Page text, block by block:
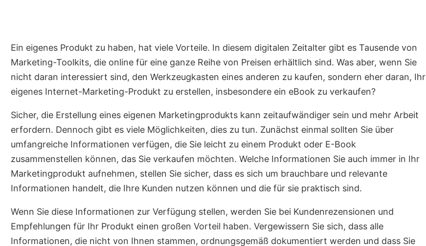
Ein eigenes Produkt zu haben, hat viele Vorteile. In diesem digitalen Zeitalter gibt es Tausende von
Marketing-Toolkits, die online für eine ganze Reihe von Preisen erhältlich sind. Was aber, wenn Sie
nicht daran interessiert sind, den Werkzeugkasten eines anderen zu kaufen, sondern eher daran, Ihr
eigenes Internet-Marketing-Produkt zu erstellen, insbesondere ein eBook zu verkaufen?
Sicher, die Erstellung eines eigenen Marketingprodukts kann zeitaufwändiger sein und mehr Arbeit
erfordern. Dennoch gibt es viele Möglichkeiten, dies zu tun. Zunächst einmal sollten Sie über
umfangreiche Informationen verfügen, die Sie leicht zu einem Produkt oder E-Book
zusammenstellen können, das Sie verkaufen möchten. Welche Informationen Sie auch immer in Ihr
Marketingprodukt aufnehmen, stellen Sie sicher, dass es sich um brauchbare und relevante
Informationen handelt, die Ihre Kunden nutzen können und die für sie praktisch sind.
Wenn Sie diese Informationen zur Verfügung stellen, werden Sie bei Kundenrezensionen und
Empfehlungen für Ihr Produkt einen großen Vorteil haben. Vergewissern Sie sich, dass alle
Informationen, die nicht von Ihnen stammen, ordnungsgemäß dokumentiert werden und dass Sie